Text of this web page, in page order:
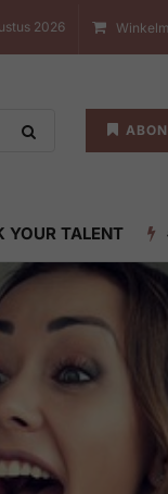
2026
YOUR TALENT